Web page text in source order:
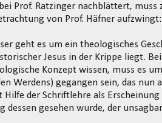
Prof. Ratzinger nachblättert,
von Prof. Häfner aufzwingt:
geht es um ein theologisches
Jesus in der Krippe liegt.
Konzept wissen, muss es
Werdens) gegangen sein, das nun
der Schriftlehre als
dessen gesehen wurde, der